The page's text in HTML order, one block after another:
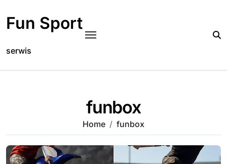
content
Fun Sport
serwis
funbox
Home funbox